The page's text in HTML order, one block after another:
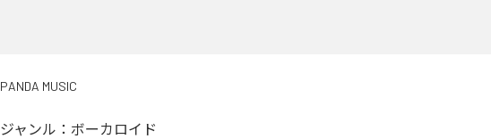
PANDA MUSIC
ジャンル： ボーカロイド